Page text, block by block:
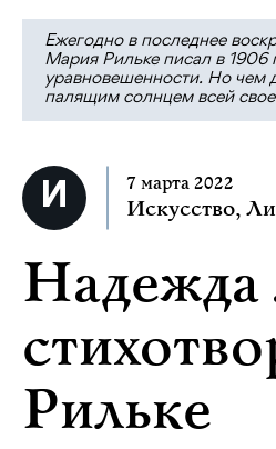
Ежегодно в последнее
Мария Рильке писал в 1906
уравновешенности. Но чем
палящим солнцем всей
7 марта 2022
Искусство,
Надежда
Рильке